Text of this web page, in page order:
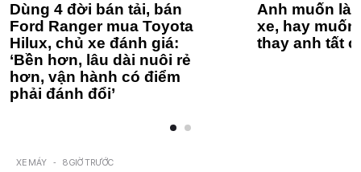
Dùng 4 đời bán tải, bán
Ford Ranger mua Toyota
Hilux, chủ xe đánh giá:
‘Bền hơn, lâu dài nuôi rẻ
hơn, vận hành có điểm
phải đánh đổi’
Anh muốn
xe, hay
thay anh tất
XE MÁY - 8 GIỜ TRƯỚC